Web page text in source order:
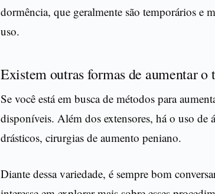
dormência, que geralmente são temporários e
uso.
Existem outras formas de aumentar o
Se você está em busca de métodos para
disponíveis. Além dos extensores, há o uso de
drásticos, cirurgias de aumento peniano.
Diante dessa variedade, é sempre bom